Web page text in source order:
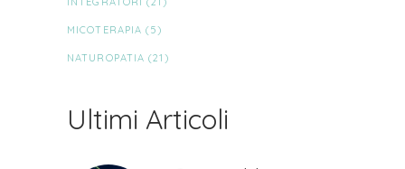
MICOTERAPIA (5)
NATUROPATIA (21)
Ultimi Articoli